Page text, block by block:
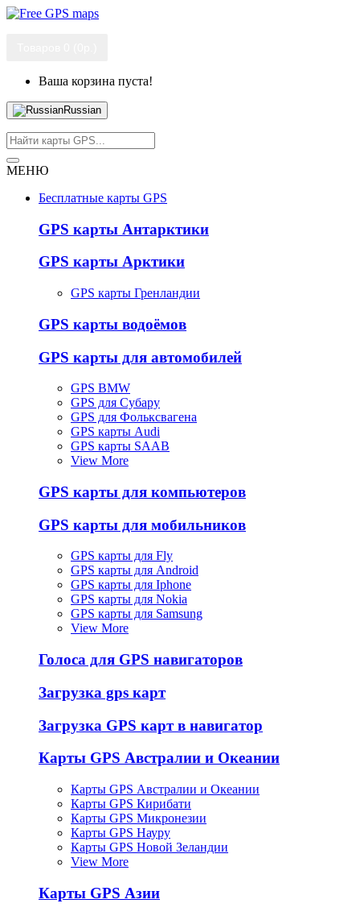
Ваша корзина пуста!
Russian
МЕНЮ
Бесплатные карты GPS
GPS карты Антарктики
GPS карты Арктики
GPS карты Гренландии
GPS карты водоёмов
GPS карты для автомобилей
GPS BMW
GPS для Субару
GPS для Фольксвагена
GPS карты Audi
GPS карты SAAB
View More
GPS карты для компьютеров
GPS карты для мобильников
GPS карты для Fly
GPS карты для Android
GPS карты для Iphone
GPS карты для Nokia
GPS карты для Samsung
View More
Голоса для GPS навигаторов
Загрузка gps карт
Загрузка GPS карт в навигатор
Карты GPS Австралии и Океании
Карты GPS Австралии и Океании
Карты GPS Кирибати
Карты GPS Микронезии
Карты GPS Науру
Карты GPS Новой Зеландии
View More
Карты GPS Азии